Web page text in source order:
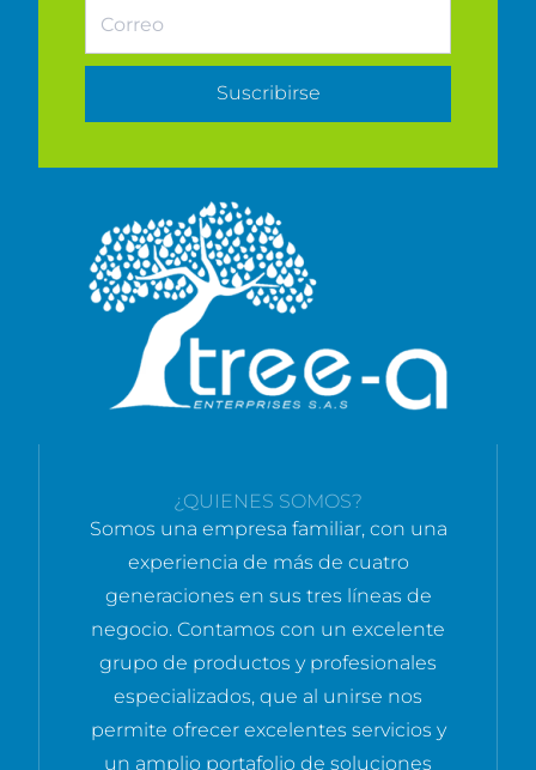
Suscribirse
¿QUIENES SOMOS?
Somos una empresa familiar, con una
experiencia de más de cuatro
generaciones en sus tres líneas de
negocio. Contamos con un excelente
grupo de productos y profesionales
especializados, que al unirse nos
permite ofrecer excelentes servicios y
un amplio portafolio de soluciones